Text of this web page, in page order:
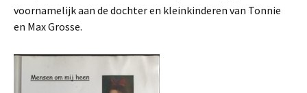
voornamelijk aan de dochter en kleinkinderen van Tonnie
en Max Grosse.